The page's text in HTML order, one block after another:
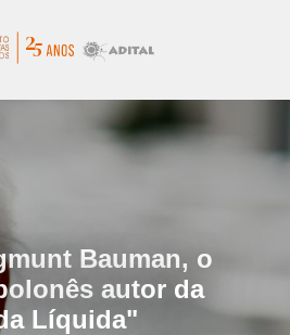
Bauman, o
autor da
Líquida"